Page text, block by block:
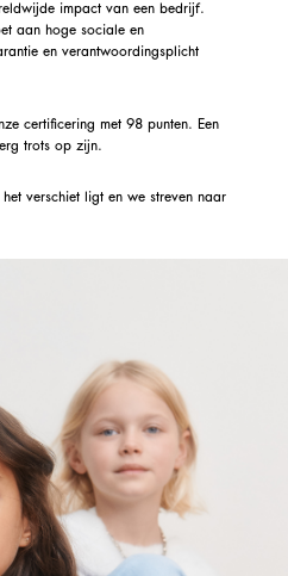
impact van een bedrijf.
aan hoge sociale en
en verantwoordingsplicht
certificering met 98 punten. Een
trots op zijn.
verschiet ligt en we streven naar